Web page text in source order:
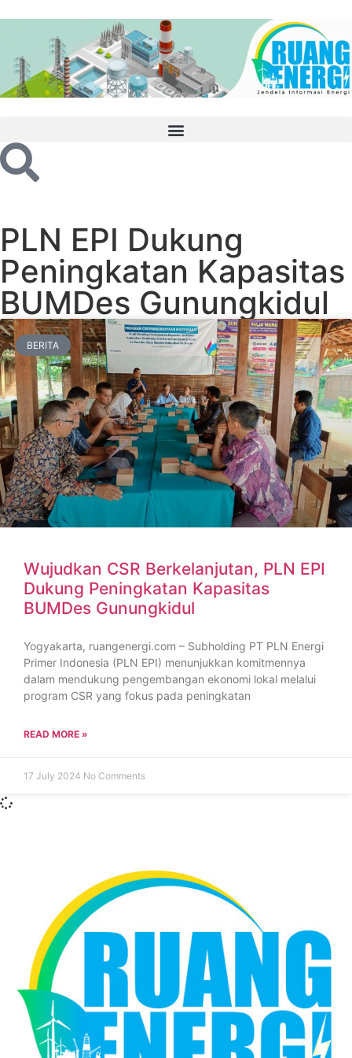
PLN EPI Dukung
Peningkatan Kapasitas
BUMDes Gunungkidul
BERITA
Wujudkan CSR Berkelanjutan, PLN EPI
Dukung Peningkatan Kapasitas
BUMDes Gunungkidul
Yogyakarta, ruangenergi.com – Subholding PT PLN Energi
Primer Indonesia (PLN EPI) menunjukkan komitmennya
dalam mendukung pengembangan ekonomi lokal melalui
program CSR yang fokus pada peningkatan
READ MORE »
17 July 2024 No Comments